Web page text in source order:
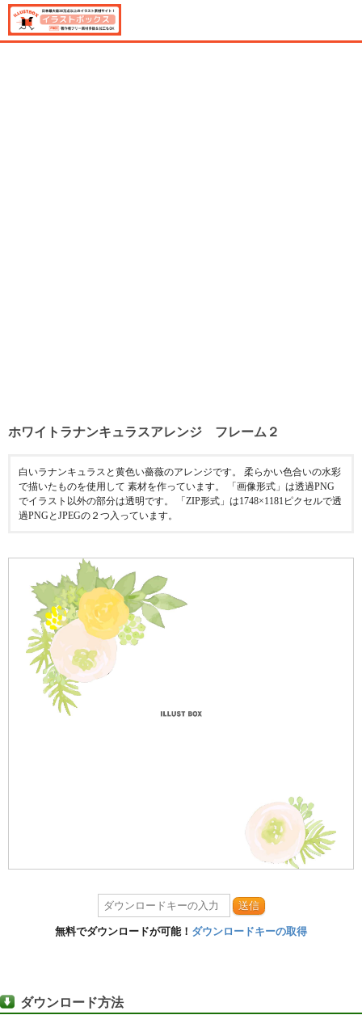
ホワイトラナンキュラスアレンジ フレーム２
白いラナンキュラスと黄色い薔薇のアレンジです。 柔らかい色合いの水彩
で描いたものを使用して 素材を作っています。 「画像形式」は透過PNG
でイラスト以外の部分は透明です。 「ZIP形式」は1748×1181ピクセルで透
過PNGとJPEGの２つ入っています。
送信
無料でダウンロードが可能！ ダウンロードキーの取得
ダウンロード方法